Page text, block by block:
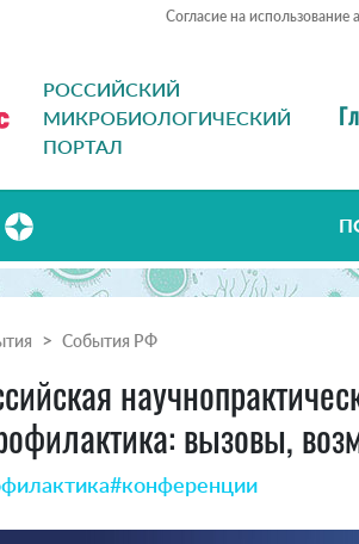
Согласие на
РОССИЙСКИЙ
МИКРОБИОЛОГИЧЕСКИЙ
ПОРТАЛ
События РФ
вызовы,
#конференции